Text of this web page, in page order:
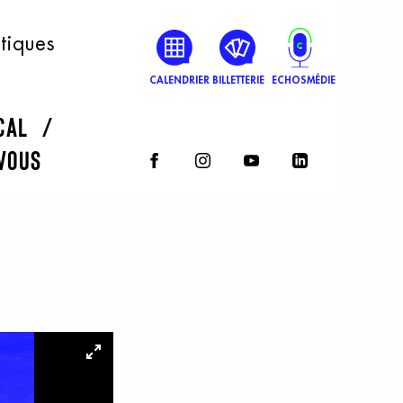
CALENDRIER BILLETTERIE ECHOSMÉDIE